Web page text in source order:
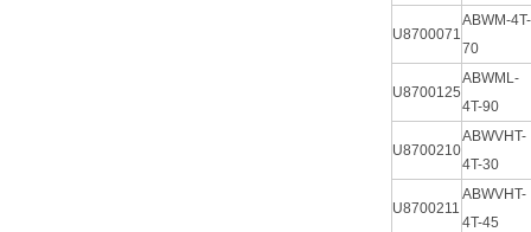
U8700071
ABWM-4T-
70
U8700125
ABWML-
4T-90
U8700210
ABWVHT-
4T-30
U8700211
ABWVHT-
4T-45